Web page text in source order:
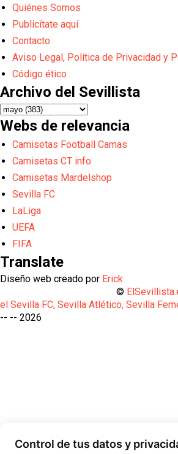
Quiénes Somos
Publicítate aquí
Contacto
Aviso Legal, Política de Privacidad y
Código ético
Archivo del Sevillista
Webs de relevancia
Camisetas Football Camas
Camisetas CT info
Camisetas Mardelshop
Sevilla FC
LaLiga
UEFA
FIFA
Translate
Diseño web creado por Erick
©
el Sevilla FC, Sevilla Atlético, Sevilla
-- --
Control de tus datos y
2026